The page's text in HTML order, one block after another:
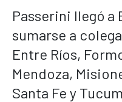
Passerini llegó a
sumarse a
Entre Ríos,
Mendoza,
Santa Fe y